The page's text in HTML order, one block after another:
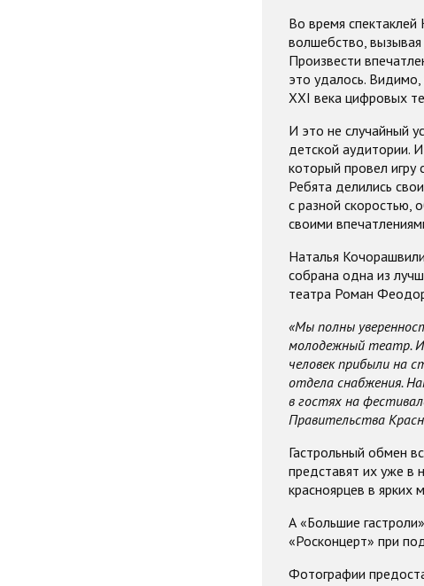
Во время
волшебство, вызывая
Произвести
это удалось.
XXI века цифровых
И это не случайный
детской аудитории.
который провел
Ребята делились
с разной скоростью,
своими
Наталья
собрана одна из
театра Роман
«Мы полны
молодежный театр. И
человек прибыли на
отдела снабжения.
в гостях на
Правительства
Гастрольный обмен
представят их уже в
красноярцев в ярких
А «Большие
«Росконцерт» при
Фотографии